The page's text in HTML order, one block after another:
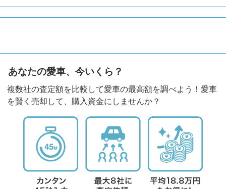
あなたの愛車、今いくら？
複数社の査定額を比較して愛車の最高額を調べよう！愛車
を賢く売却して、購入資金にしませんか？